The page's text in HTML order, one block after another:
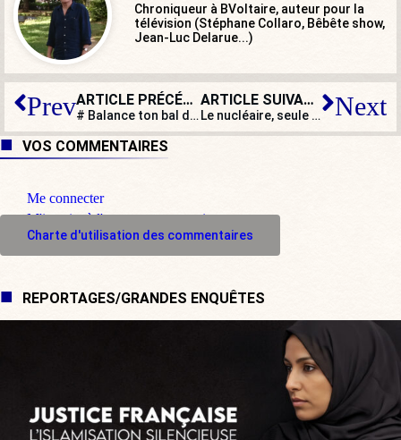
Chroniqueur à BVoltaire, auteur pour la
télévision (Stéphane Collaro, Bêbête show,
Jean-Luc Delarue...)
Prev ARTICLE PRÉCÉDENT
# Balance ton bal des hypocrites
ARTICLE SUIVANT
Le nucléaire, seule énergie d’avenir pour la France ! Le scandale de la fermeture de Fessenheim Next
VOS COMMENTAIRES
Me connecter
M'inscrire à l'espace commentaire
Charte d'utilisation des commentaires
REPORTAGES/GRANDES ENQUÊTES